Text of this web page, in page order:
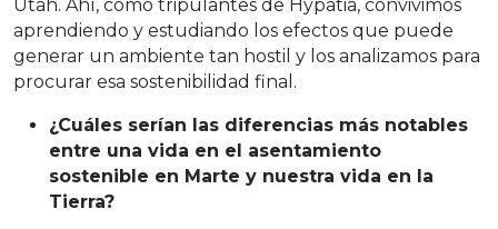
Utah. Ahí, como tripulantes de Hypatia, convivimos
aprendiendo y estudiando los efectos que puede
generar un ambiente tan hostil y los analizamos para
procurar esa sostenibilidad final.
¿Cuáles serían las diferencias más notables
entre una vida en el asentamiento
sostenible en Marte y nuestra vida en la
Tierra?